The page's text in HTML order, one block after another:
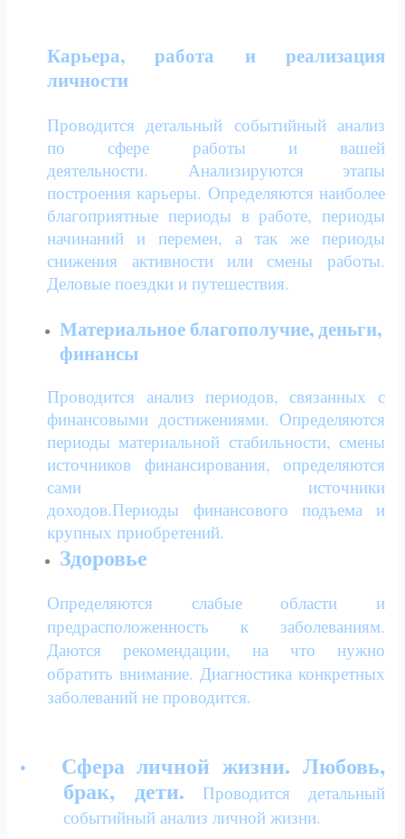
Карьера, работа и реализация
личности
Проводится детальный событийный анализ
по сфере работы и вашей
деятельности. Анализируются этапы
построения карьеры. Определяются наиболее
благоприятные периоды в работе, периоды
начинаний и перемен, а так же периоды
снижения активности или смены работы.
Деловые поездки и путешествия.
Материальное благополучие, деньги,
финансы
Проводится анализ периодов, связанных с
финансовыми достижениями. Определяются
периоды материальной стабильности, смены
источников финансирования, определяются
сами источники
доходов.Периодыфинансового подъема и
крупных приобретений.
Здоровье
Определяются слабые области и
предрасположенность к заболеваниям.
Даются рекомендации, на что нужно
обратить внимание. Диагностика конкретных
заболеваний не проводится.
•
Сфера личной жизни. Любовь,
брак, дети.
Проводится детальный
событийный анализ личной жизни.